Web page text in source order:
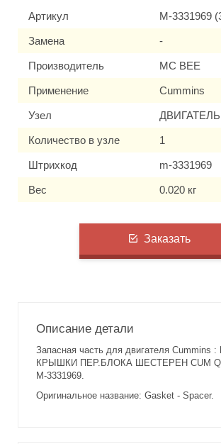
Артикул M-3331969
Замена -
Производитель MC BEE
Применение Cummins
Узел ДВИГАТЕЛЬ
Количество в узле 1
Штрихкод m-3331969
Вес 0.020 кг
Заказать
Описание детали
Запасная часть для двигателя
КРЫШКИ ПЕР.БЛОКА ШЕСТЕРЕН CUM
M-3331969.
Оригинальное название: Gasket - Spacer.